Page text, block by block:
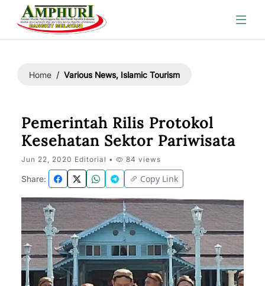
Home Various News, Islamic Tourism
Pemerintah Rilis Protokol
Kesehatan Sektor Pariwisata
Jun 22, 2020 Editorial • 84 views
Share: Copy Link